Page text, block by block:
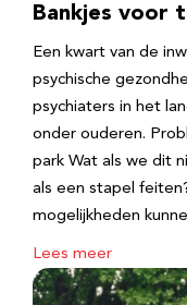
Bankjes voor
Een kwart van de
psychische
psychiaters in het
onder ouderen.
park Wat als we dit
als een stapel
mogelijkheden
Lees meer